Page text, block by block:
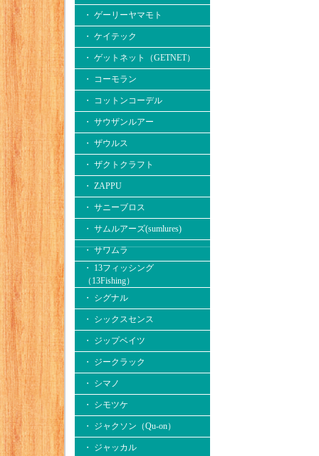
・ ゲーリーヤマモト
・ ケイテック
・ ゲットネット（GETNET）
・ コーモラン
・ コットンコーデル
・ サウザンルアー
・ ザウルス
・ ザクトクラフト
・ ZAPPU
・ サニーブロス
・ サムルアーズ(sumlures)
・ サワムラ
・ 13フィッシング
（13Fishing）
・ シグナル
・ シックスセンス
・ ジップベイツ
・ ジークラック
・ シマノ
・ シモツケ
・ ジャクソン（Qu-on）
・ ジャッカル